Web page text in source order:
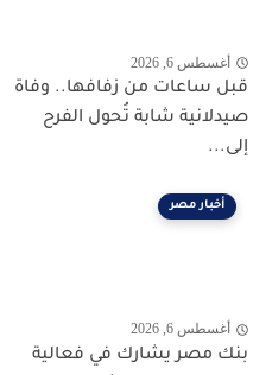
أغسطس 6, 2026
قبل ساعات من زفافها.. وفاة
صيدلانية شابة تُحول الفرح
إلى...
أخبار مصر
أغسطس 6, 2026
بنك مصر يشارك في فعالية